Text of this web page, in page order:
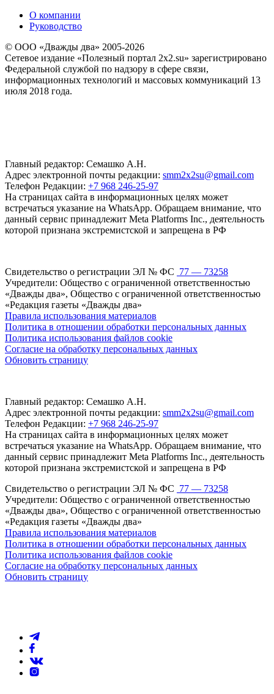
О компании
Руководство
© ООО «Дважды два» 2005-2026
Сетевое издание «Полезный портал 2x2.su» зарегистрировано
Федеральной службой по надзору в сфере связи,
информационных технологий и массовых коммуникаций 13
июля 2018 года.
Главный редактор: Семашко А.Н.
Адрес электронной почты редакции: smm2x2su@gmail.com
Телефон Редакции: +7 968 246-25-97
На страницах сайта в информационных целях может
встречаться указание на WhatsApp. Обращаем внимание, что
данный сервис принадлежит Meta Platforms Inc., деятельность
которой признана экстремистской и запрещена в РФ
Свидетельство о регистрации ЭЛ № ФС 77 — 73258
Учредители: Общество с ограниченной ответственностью
«Дважды два», Общество с ограниченной ответственностью
«Редакция газеты «Дважды два»
Правила использования материалов
Политика в отношении обработки персональных данных
Политика использования файлов cookie
Согласие на обработку персональных данных
Обновить страницу
Главный редактор: Семашко А.Н.
Адрес электронной почты редакции: smm2x2su@gmail.com
Телефон Редакции: +7 968 246-25-97
На страницах сайта в информационных целях может
встречаться указание на WhatsApp. Обращаем внимание, что
данный сервис принадлежит Meta Platforms Inc., деятельность
которой признана экстремистской и запрещена в РФ
Свидетельство о регистрации ЭЛ № ФС 77 — 73258
Учредители: Общество с ограниченной ответственностью
«Дважды два», Общество с ограниченной ответственностью
«Редакция газеты «Дважды два»
Правила использования материалов
Политика в отношении обработки персональных данных
Политика использования файлов cookie
Согласие на обработку персональных данных
Обновить страницу